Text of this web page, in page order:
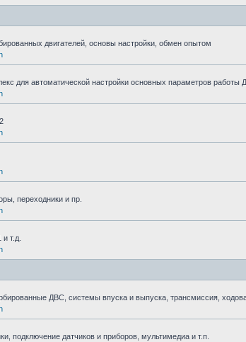
двигателей, основы настройки, обмен опытом
для автоматической настройки основных параметров
переходники и пр.
т.д.
ДВС, системы впуска и выпуска, трансмиссия,
подключение датчиков и приборов, мультимедиа и т.п.